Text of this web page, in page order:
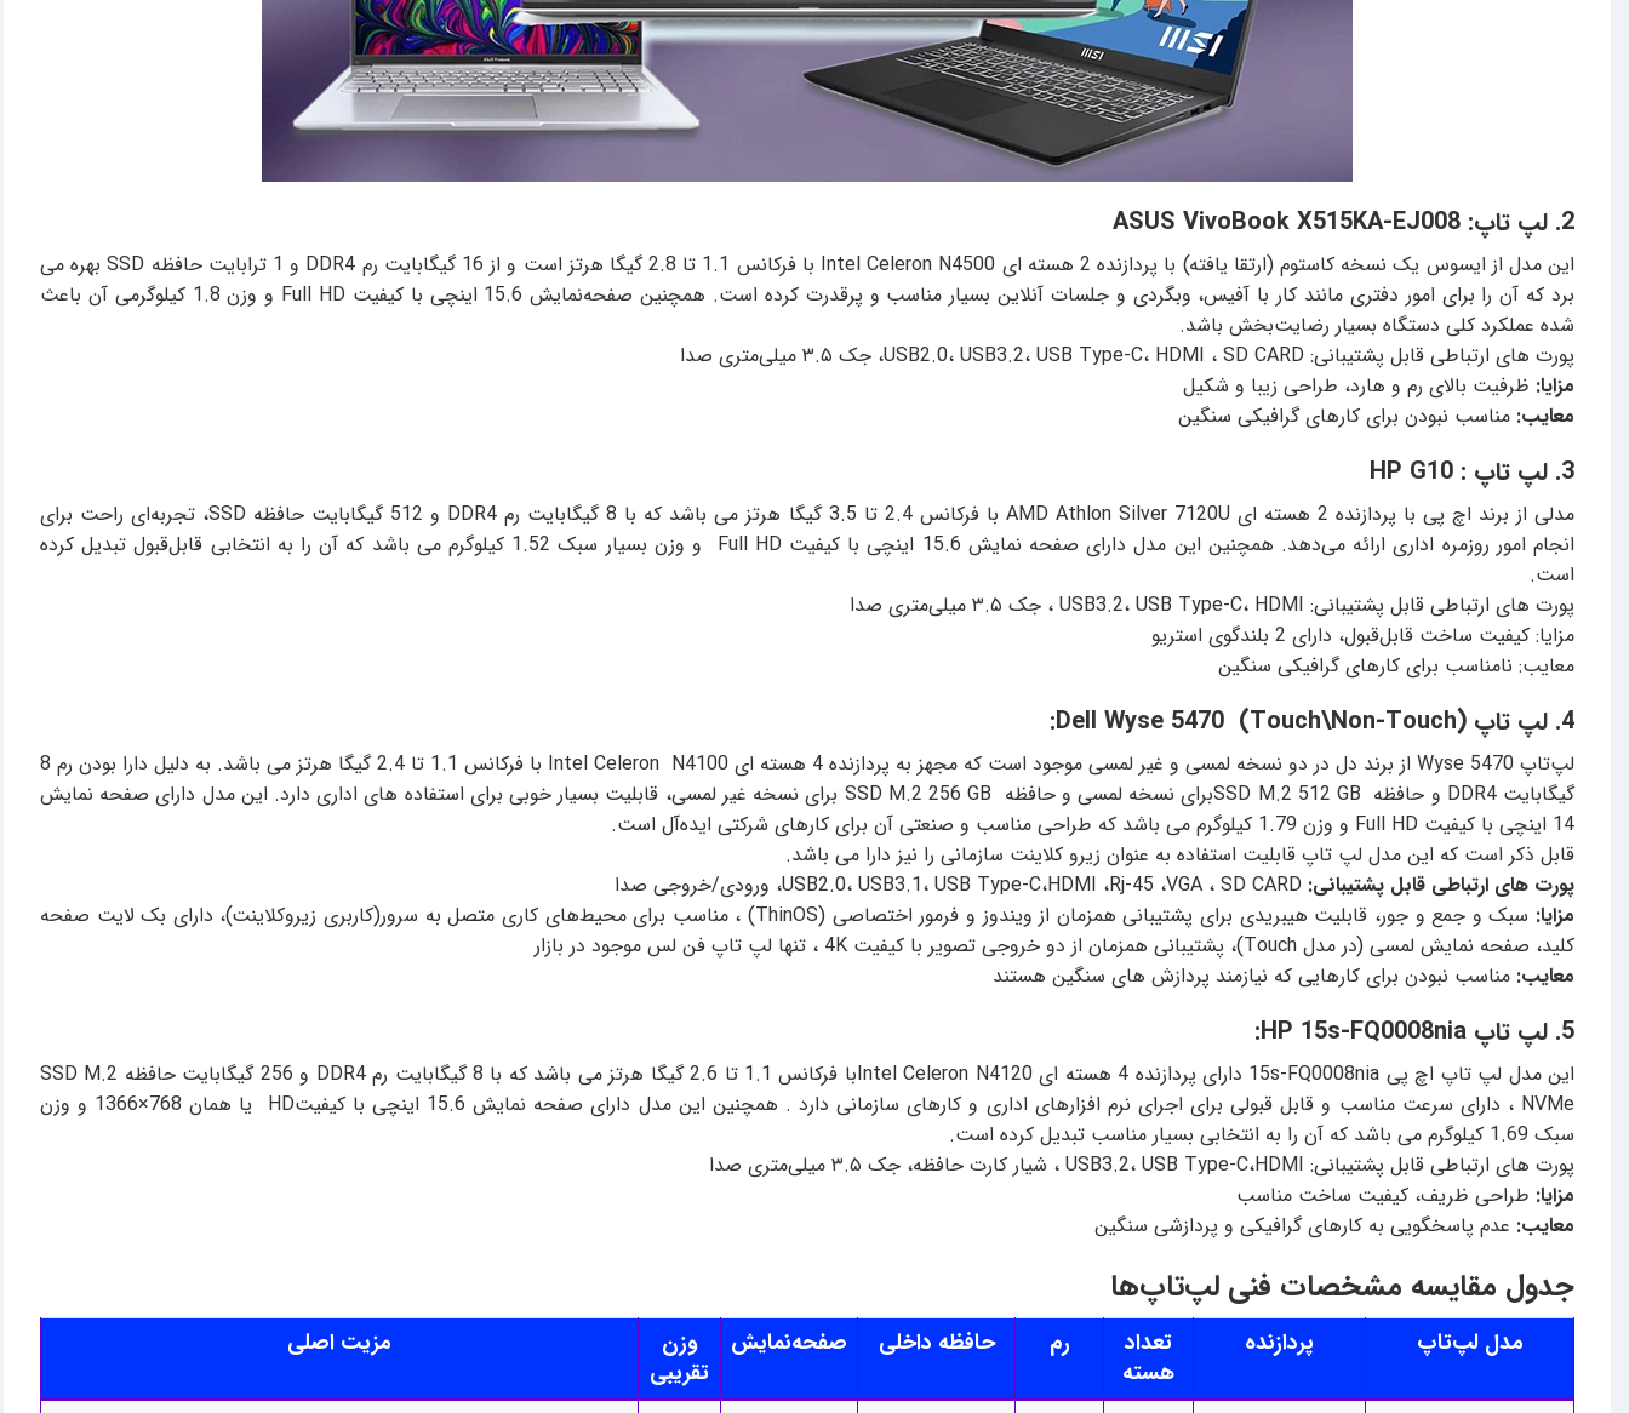
2. لپ تاپ: ASUS VivoBook X515KA-EJ008
این مدل از ایسوس یک نسخه کاستوم (ارتقا یافته) با پردازنده 2 هسته ای Intel Celeron N4500 با فرکانس 1.1 تا 2.8 گیگا هرتز است و از 16 گیگابایت رم DDR4 و 1 ترابایت حافظه SSD بهره می
برد که آن را برای امور دفتری مانند کار با آفیس، وبگردی و جلسات آنلاین بسیار مناسب و پرقدرت کرده است. همچنین صفحه‌نمایش 15.6 اینچی با کیفیت Full HD و وزن 1.8 کیلوگرمی آن باعث
شده عملکرد کلی دستگاه بسیار رضایت‌بخش باشد.
پورت های ارتباطی قابل پشتیبانی: USB2.0، USB3.2، USB Type-C، HDMI ، SD CARD، جک ۳.۵ میلی‌متری صدا
مزایا: ظرفیت بالای رم و هارد، طراحی زیبا و شکیل
معایب: مناسب نبودن برای کارهای گرافیکی سنگین
3. لپ تاپ : HP G10
مدلی از برند اچ پی با پردازنده 2 هسته ای AMD Athlon Silver 7120U با فرکانس 2.4 تا 3.5 گیگا هرتز می باشد که با 8 گیگابایت رم DDR4 و 512 گیگابایت حافظه SSD، تجربه‌ای راحت برای
انجام امور روزمره اداری ارائه می‌دهد. همچنین این مدل دارای صفحه نمایش 15.6 اینچی با کیفیت Full HD و وزن بسیار سبک 1.52 کیلوگرم می باشد که آن را به انتخابی قابل‌قبول تبدیل کرده
است.
پورت های ارتباطی قابل پشتیبانی: USB3.2، USB Type-C، HDMI ، جک ۳.۵ میلی‌متری صدا
مزایا: کیفیت ساخت قابل‌قبول، دارای 2 بلندگوی استریو
معایب: نامناسب برای کارهای گرافیکی سنگین
4. لپ تاپ Dell Wyse 5470 (Touch\Non-Touch):
لپ‌تاپ Wyse 5470 از برند دل در دو نسخه لمسی و غیر لمسی موجود است که مجهز به پردازنده 4 هسته ای Intel Celeron N4100 با فرکانس 1.1 تا 2.4 گیگا هرتز می باشد. به دلیل دارا بودن رم 8
گیگابایت DDR4 و حافظه SSD M.2 512 GBبرای نسخه لمسی و حافظه SSD M.2 256 GB برای نسخه غیر لمسی، قابلیت بسیار خوبی برای استفاده های اداری دارد. این مدل دارای صفحه نمایش
14 اینچی با کیفیت Full HD و وزن 1.79 کیلوگرم می باشد که طراحی مناسب و صنعتی آن برای کارهای شرکتی ایده‌آل است.
قابل ذکر است که این مدل لپ تاپ قابلیت استفاده به عنوان زیرو کلاینت سازمانی را نیز دارا می باشد.
پورت های ارتباطی قابل پشتیبانی: USB2.0، USB3.1، USB Type-C،HDMI ،Rj-45 ،VGA ، SD CARD، ورودی/خروجی صدا
مزایا:
سبک و جمع و جور، قابلیت هیبریدی برای پشتیبانی همزمان از ویندوز و فرمور اختصاصی (ThinOS) ، مناسب برای محیط‌های کاری متصل به سرور(کاربری زیروکلاینت)، دارای بک لایت صفحه
کلید، صفحه نمایش لمسی (در مدل Touch)، پشتیبانی همزمان از دو خروجی تصویر با کیفیت 4K ، تنها لپ تاپ فن لس موجود در بازار
معایب: مناسب نبودن برای کارهایی که نیازمند پردازش های سنگین هستند
5. لپ تاپ HP 15s-FQ0008nia:
این مدل لپ تاپ اچ پی 15s-FQ0008nia دارای پردازنده 4 هسته ای Intel Celeron N4120با فرکانس 1.1 تا 2.6 گیگا هرتز می باشد که با 8 گیگابایت رم DDR4 و 256 گیگابایت حافظه SSD M.2
NVMe ، دارای سرعت مناسب و قابل قبولی برای اجرای نرم افزارهای اداری و کارهای سازمانی دارد . همچنین این مدل دارای صفحه نمایش 15.6 اینچی با کیفیتHD یا همان 768×1366 و وزن
سبک 1.69 کیلوگرم می باشد که آن را به انتخابی بسیار مناسب تبدیل کرده است.
پورت های ارتباطی قابل پشتیبانی: USB3.2، USB Type-C،HDMI ، شیار کارت حافظه، جک ۳.۵ میلی‌متری صدا
مزایا: طراحی ظریف، کیفیت ساخت مناسب
معایب: عدم پاسخگویی به کارهای گرافیکی و پردازشی سنگین
جدول مقایسه مشخصات فنی لپ‌تاپ‌ها
مدل لپ‌تاپ پردازنده
تعداد
هسته
رم حافظه داخلی صفحه‌نمایش
وزن
تقریبی
مزیت اصلی